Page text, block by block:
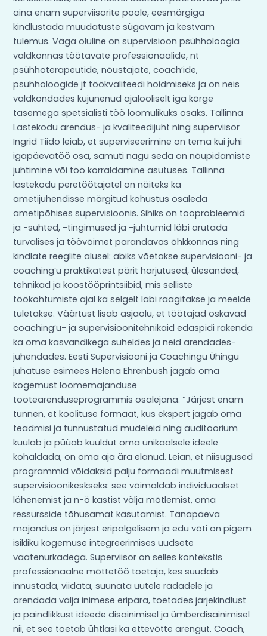
aina enam superviisorite poole, eesmärgiga
kindlustada muudatuste sügavam ja kestvam
tulemus. Väga oluline on supervisioon psühholoogia
valdkonnas töötavate professionaalide, nt
psühhoterapeutide, nõustajate, coach’ide,
psühholoogide jt töökvaliteedi hoidmiseks ja on neis
valdkondades kujunenud ajalooliselt iga kõrge
tasemega spetsialisti töö loomulikuks osaks. Tallinna
Lastekodu arendus- ja kvaliteedijuht ning superviisor
Ingrid Tiido leiab, et superviseerimine on tema kui juhi
igapäevatöö osa, samuti nagu seda on nõupidamiste
juhtimine või töö korraldamine asutuses. Tallinna
lastekodu peretöötajatel on näiteks ka
ametijuhendisse märgitud kohustus osaleda
ametipõhises supervisioonis. Sihiks on tööprobleemid
ja -suhted, -tingimused ja -juhtumid läbi arutada
turvalises ja töövõimet parandavas õhkkonnas ning
kindlate reeglite alusel: abiks võetakse supervisiooni- ja
coaching’u praktikatest pärit harjutused, ülesanded,
tehnikad ja koostööprintsiibid, mis selliste
töökohtumiste ajal ka selgelt läbi räägitakse ja meelde
tuletakse. Väärtust lisab asjaolu, et töötajad oskavad
coaching’u- ja supervisioonitehnikaid edaspidi rakenda
ka oma kasvandikega suheldes ja neid arendades-
juhendades. Eesti Supervisiooni ja Coachingu Ühingu
juhatuse esimees Helena Ehrenbush jagab oma
kogemust loomemajanduse
tootearenduseprogrammis osalejana. “Järjest enam
tunnen, et koolituse formaat, kus ekspert jagab oma
teadmisi ja tunnustatud mudeleid ning auditoorium
kuulab ja püüab kuuldut oma unikaalsele ideele
kohaldada, on oma aja ära elanud. Leian, et niisugused
programmid võidaksid palju formaadi muutmisest
supervisioonikeskseks: see võimaldab individuaalset
lähenemist ja n-ö kastist välja mõtlemist, oma
ressursside tõhusamat kasutamist. Tänapäeva
majandus on järjest eripalgelisem ja edu võti on pigem
isikliku kogemuse integreerimises uudsete
vaatenurkadega. Superviisor on selles kontekstis
professionaalne mõttetöö toetaja, kes suudab
innustada, viidata, suunata uutele radadele ja
arendada välja inimese eripära, toetades järjekindlust
ja paindlikkust ideede disainimisel ja ümberdisainimisel
nii, et see toetab ühtlasi ka ettevõtte arengut. Coach,